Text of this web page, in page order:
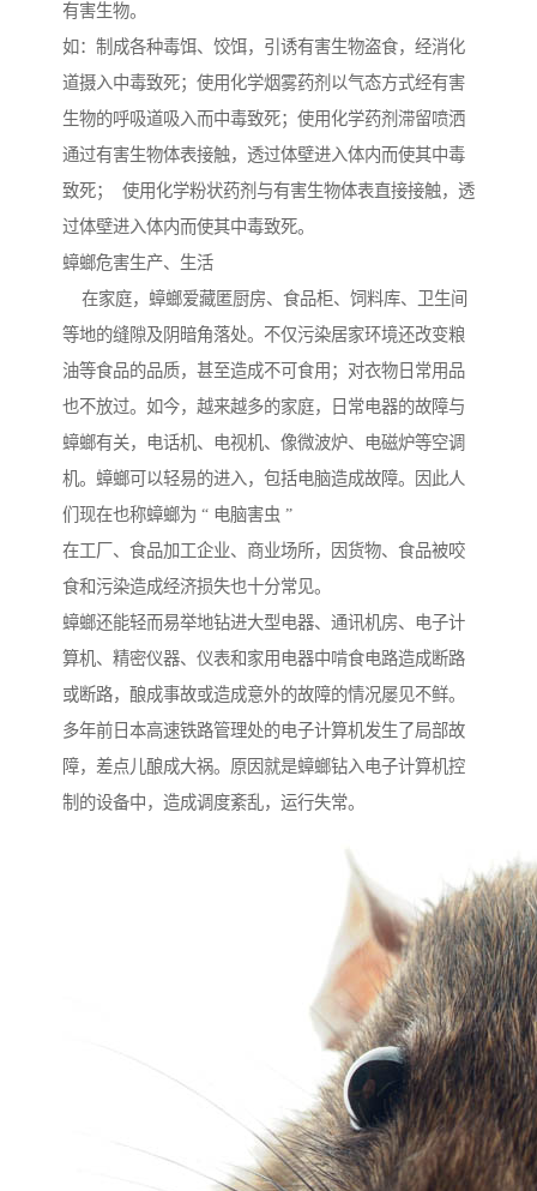
有害生物。
如：制成各种毒饵、饺饵，引诱有害生物盗食，经消化
道摄入中毒致死；使用化学烟雾药剂以气态方式经有害
生物的呼吸道吸入而中毒致死；使用化学药剂滞留喷洒
通过有害生物体表接触，透过体壁进入体内而使其中毒
致死； 使用化学粉状药剂与有害生物体表直接接触，透
过体壁进入体内而使其中毒致死。
蟑螂危害生产、生活
在家庭，蟑螂爱藏匿厨房、食品柜、饲料库、卫生间
等地的缝隙及阴暗角落处。不仅污染居家环境还改变粮
油等食品的品质，甚至造成不可食用；对衣物日常用品
也不放过。如今，越来越多的家庭，日常电器的故障与
蟑螂有关，电话机、电视机、像微波炉、电磁炉等空调
机。蟑螂可以轻易的进入，包括电脑造成故障。因此人
们现在也称蟑螂为 “ 电脑害虫 ”
在工厂、食品加工企业、商业场所，因货物、食品被咬
食和污染造成经济损失也十分常见。
蟑螂还能轻而易举地钻进大型电器、通讯机房、电子计
算机、精密仪器、仪表和家用电器中啃食电路造成断路
或断路，酿成事故或造成意外的故障的情况屡见不鲜。
多年前日本高速铁路管理处的电子计算机发生了局部故
障，差点儿酿成大祸。原因就是蟑螂钻入电子计算机控
制的设备中，造成调度紊乱，运行失常。